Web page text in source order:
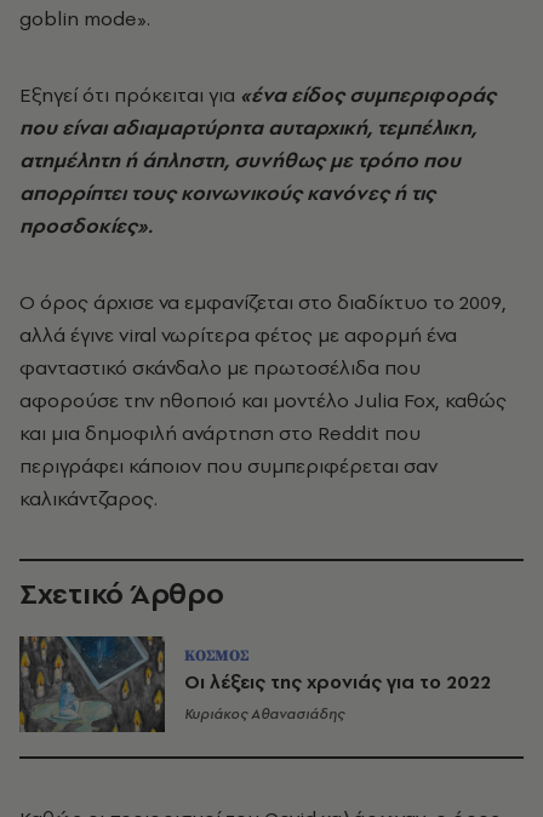
goblin mode».
Εξηγεί ότι πρόκειται για «ένα είδος συμπεριφοράς
που είναι αδιαμαρτύρητα αυταρχική, τεμπέλικη,
ατημέλητη ή άπληστη, συνήθως με τρόπο που
απορρίπτει τους κοινωνικούς κανόνες ή τις
προσδοκίες».
Ο όρος άρχισε να εμφανίζεται στο διαδίκτυο το 2009,
αλλά έγινε viral νωρίτερα φέτος με αφορμή ένα
φανταστικό σκάνδαλο με πρωτοσέλιδα που
αφορούσε την ηθοποιό και μοντέλο Julia Fox, καθώς
και μια δημοφιλή ανάρτηση στο Reddit που
περιγράφει κάποιον που συμπεριφέρεται σαν
καλικάντζαρος.
Σχετικό Άρθρο
ΚΟΣΜΟΣ
Οι λέξεις της χρονιάς για το 2022
Κυριάκος Αθανασιάδης